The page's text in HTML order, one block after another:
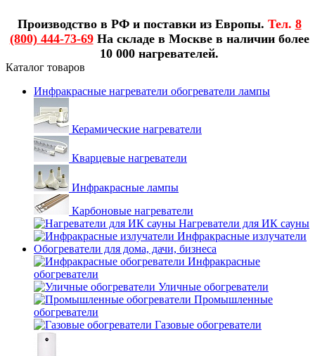
Производство в РФ и поставки из Европы. Тел. 8
(800) 444-73-69На складе в Москве в наличии более
10 000 нагревателей.
Каталог товаров
Инфракрасные нагреватели обогреватели лампы
Керамические нагреватели
Кварцевые нагреватели
Инфракрасные лампы
Карбоновые нагреватели
Нагреватели для ИК сауны
Инфракрасные излучатели
Обогреватели для дома, дачи, бизнеса
Инфракрасные
обогреватели
Уличные обогреватели
Промышленные
обогреватели
Газовые обогреватели